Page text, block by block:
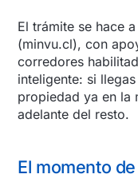
El trámite se hace
(minvu.cl), con
corredores
inteligente: si
propiedad ya en la
adelante del resto.
El momento